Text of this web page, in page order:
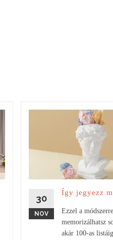
30
NOV
Így jegyezz
Ezzel a
memorizálhatsz
akár 100-as